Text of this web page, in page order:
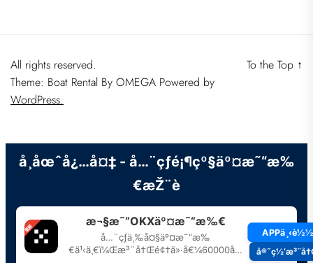
All rights reserved.
Theme: Boat Rental By OMEGA Powered by
WordPress.
To the Top ↑